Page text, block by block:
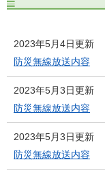
2023年5月4日更新
防災無線放送内容
2023年5月3日更新
防災無線放送内容
2023年5月3日更新
防災無線放送内容